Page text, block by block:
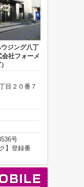
ウジング八丁
社フォーメ
目２０番７
号
】登録番